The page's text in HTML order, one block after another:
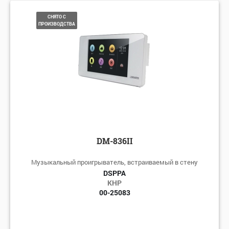
СНЯТО С
ПРОИЗВОДСТВА
DM-836II
Музыкальный проигрыватель, встраиваемый в стену
DSPPA
КНР
00-25083